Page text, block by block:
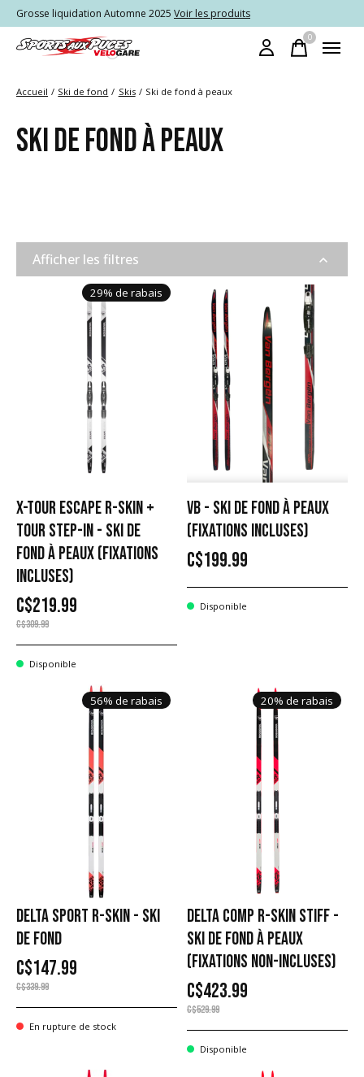
Grosse liquidation Automne 2025 Voir les produits
0items
Accueil / Ski de fond / Skis / Ski de fond à peaux
SKI DE FOND À PEAUX
Afficher les filtres
29% de rabais
X-TOUR ESCAPE R-SKIN +
TOUR STEP-IN - SKI DE
FOND À PEAUX (FIXATIONS
INCLUSES)
C$219.99
C$309.99
Disponible
VB - SKI DE FOND À PEAUX
(FIXATIONS INCLUSES)
C$199.99
Disponible
56% de rabais
DELTA SPORT R-SKIN - SKI
DE FOND
C$147.99
C$339.99
En rupture de stock
20% de rabais
DELTA COMP R-SKIN STIFF -
SKI DE FOND À PEAUX
(FIXATIONS NON-INCLUSES)
C$423.99
C$529.99
Disponible